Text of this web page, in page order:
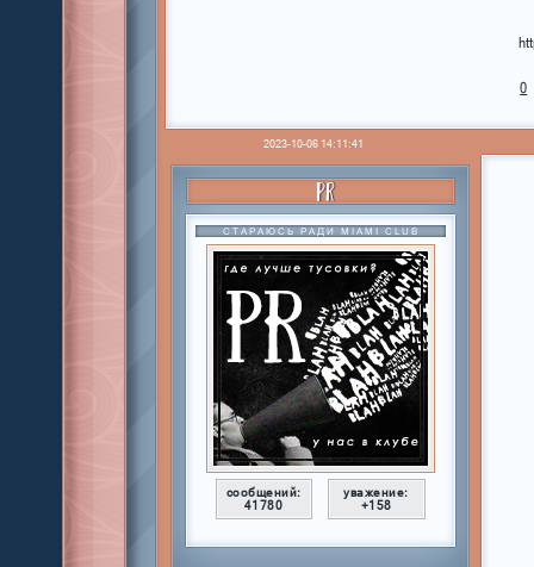
0
2023-10-06 14:11:41
PR
СТАРАЮСЬ РАДИ MIAMI CLUB
сообщений:
41780
уважение:
+158